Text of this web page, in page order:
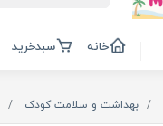
خانه سبدخرید
بهداشت و سلامت کودک